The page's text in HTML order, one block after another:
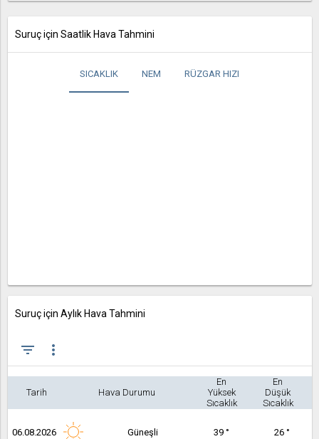
Suruç için Saatlik Hava Tahmini
SICAKLIK NEM RÜZGAR HIZI
Suruç için Aylık Hava Tahmini
filter_list more_vert
Tarih Hava Durumu
En
Yüksek
Sıcaklık
En
Düşük
Sıcaklık
06.08.2026 Güneşli 39 ° 26 °